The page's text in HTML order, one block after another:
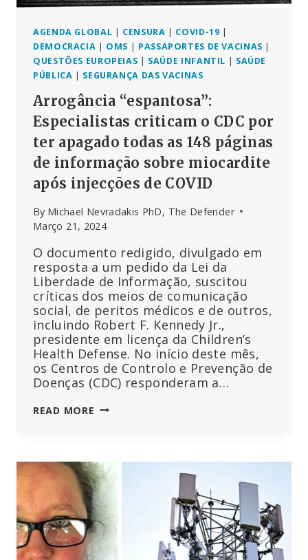
AGENDA GLOBAL | CENSURA | COVID-19 |
DEMOCRACIA | OMS | PASSAPORTES DE VACINAS |
QUESTÕES EUROPEIAS | SAÚDE INFANTIL | SAÚDE
PÚBLICA | SEGURANÇA DAS VACINAS
Arrogância “espantosa”:
Especialistas criticam o CDC por
ter apagado todas as 148 páginas
de informação sobre miocardite
após injecções de COVID
By Michael Nevradakis PhD, The Defender
Março 21, 2024
O documento redigido, divulgado em
resposta a um pedido da Lei da
Liberdade de Informação, suscitou
críticas dos meios de comunicação
social, de peritos médicos e de outros,
incluindo Robert F. Kennedy Jr.,
presidente em licença da Children’s
Health Defense. No início deste mês,
os Centros de Controlo e Prevenção de
Doenças (CDC) responderam a…
READ MORE ARROGÂNCIA
O
CDC
POR
TER
APAGADO
TODAS